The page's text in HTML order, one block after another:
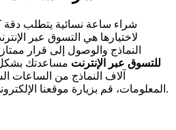
شراء ساعة نسائية يتطلب دقة
لاختيارها هي التسوق عبر
النماذج والوصول إلى قرار
للتسوق عبر الإنترنت مساعدتك بشكل
آلاف النماذج من الساعات
المعلومات، قم بزيارة موقعنا الإلكتروني وتجربة شراء آمنة ومريحة.